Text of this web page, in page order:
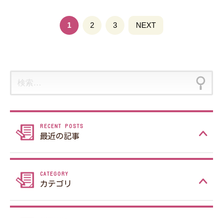
投稿ナビゲーション1
固
ー
2
固
ー
3 NEXT
最近の記事
カテゴリ